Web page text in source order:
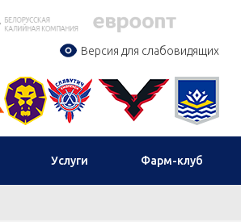
Версия для слабовидящих
Услуги Фарм-клуб